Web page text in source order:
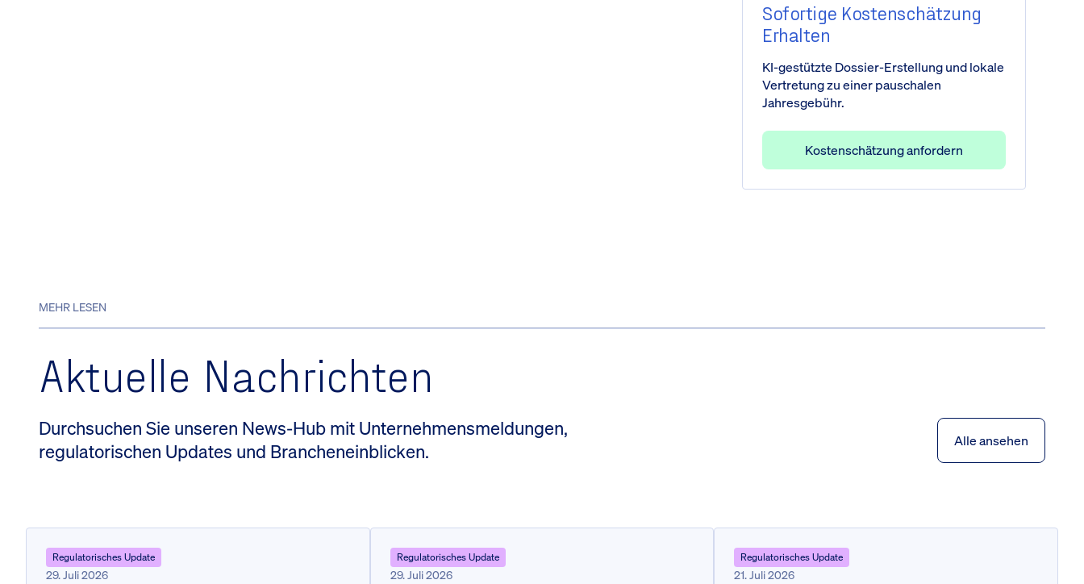
Sofortige Kostenschätzung
Erhalten
KI-gestützte Dossier-Erstellung und lokale
Vertretung zu einer pauschalen
Jahresgebühr.
Kostenschätzung anfordern
MEHR LESEN
Aktuelle Nachrichten
Durchsuchen Sie unseren News-Hub mit Unternehmensmeldungen,
regulatorischen Updates und Brancheneinblicken.
Alle ansehen
Regulatorisches Update
29. Juli 2026
Regulatorisches Update
29. Juli 2026
Regulatorisches Update
21. Juli 2026